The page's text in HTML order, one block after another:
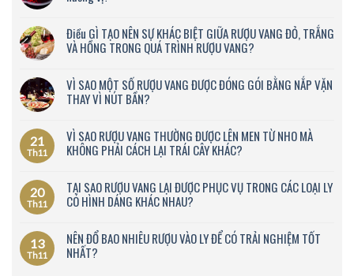
Điều GÌ TẠO NÊN SỰ KHÁC BIỆT GIỮA RƯỢU VANG ĐỎ, TRẮNG
VÀ HỒNG TRONG QUÁ TRÌNH RƯỢU VANG?
VÌ SAO MỘT SỐ RƯỢU VANG ĐƯỢC ĐÓNG GÓI BẰNG NẮP VẶN
THAY VÌ NÚT BẦN?
21
Th11
VÌ SAO RƯỢU VANG THƯỜNG ĐƯỢC LÊN MEN TỪ NHO MÀ
KHÔNG PHẢI CÁCH LẠI TRÁI CÂY KHÁC?
20
Th11
TẠI SAO RƯỢU VANG LẠI ĐƯỢC PHỤC VỤ TRONG CÁC LOẠI LY
CÓ HÌNH DÁNG KHÁC NHAU?
13
Th11
NÊN ĐỔ BAO NHIÊU RƯỢU VÀO LY ĐỂ CÓ TRẢI NGHIỆM TỐT
NHẤT?